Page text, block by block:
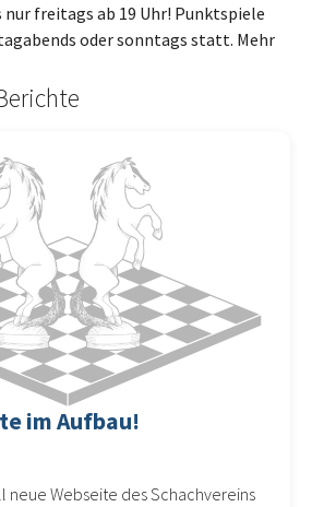
nur freitags ab 19 Uhr! Punktspiele
oder sonntags statt. Mehr
im Aufbau!
neue Webseite des Schachvereins